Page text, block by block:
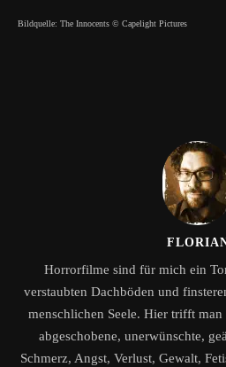
Bildquelle: The Innocents © Capelight Pictures
Horrorfilme sind für mich ein
verstaubten Dachböden und
menschlichen Seele. Hier trifft
abgeschobene, unerwünschte,
Schmerz, Angst, Verlust, Gewalt,